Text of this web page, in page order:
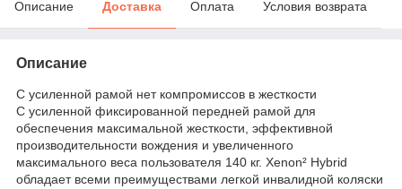
Описание Доставка Оплата Условия возврата
Описание
С усиленной рамой нет компромиссов в жесткости
С усиленной фиксированной передней рамой для
обеспечения максимальной жесткости, эффективной
производительности вождения и увеличенного
максимального веса пользователя 140 кг. Xenon² Hybrid
обладает всеми преимуществами легкой инвалидной коляски